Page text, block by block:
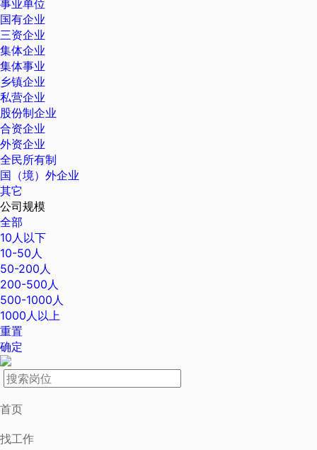
事业单位
国有企业
三资企业
集体企业
集体事业
乡镇企业
私营企业
股份制企业
合资企业
外资企业
全民所有制
国（境）外企业
其它
公司规模
全部
10人以下
10-50人
50-200人
200-500人
500-1000人
1000人以上
重置
确定
首页
找工作